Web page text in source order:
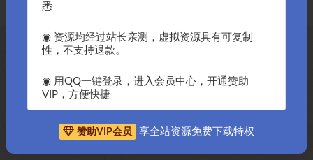
悉
◉ 资源均经过站长亲测，虚拟资源具有可复制
性，不支持退款。
◉ 用QQ一键登录，进入会员中心，开通赞助
VIP，方便快捷
赞助VIP会员 享全站资源免费下载特权